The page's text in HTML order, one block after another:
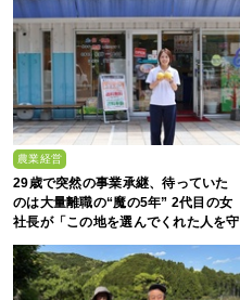
農業経営
29歳で突然の事業承継、待っていた
のは大量離職の“魔の5年” 2代目の女
社長が「この地を選んでくれた人を守
る」と誓った日